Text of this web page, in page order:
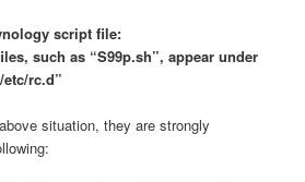
script file:
such as “S99p.sh”, appear under
rc.d”
situation, they are strongly